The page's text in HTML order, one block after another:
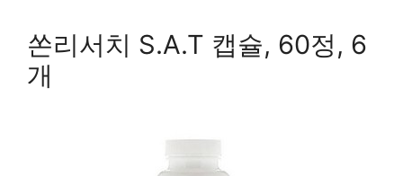
쏜리서치 S.A.T 캡슐, 60정, 6
개